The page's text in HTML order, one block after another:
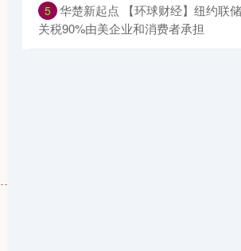
5 华楚新起点 【环球财经】纽约联
关税90%由美企业和消费者承担